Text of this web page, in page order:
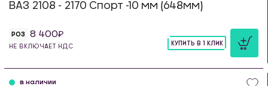
ВАЗ 2108 - 2170 Спорт -10 мм (648мм)
РОЗ 8 400
НЕ ВКЛЮЧАЕТ НДС
КУПИТЬ В 1 КЛИК
в наличии